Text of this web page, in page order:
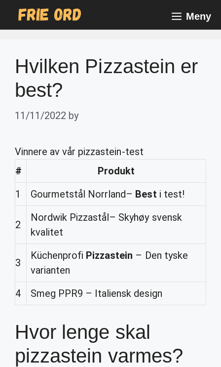
Meny
Hvilken Pizzastein er
best?
11/11/2022 by
Vinnere av vår pizzastein-test
#
Produkt
1
Gourmetstål Norrland– Best i test!
2
Nordwik Pizzastål– Skyhøy svensk
kvalitet
3
Küchenprofi Pizzastein – Den tyske
varianten
4
Smeg PPR9 – Italiensk design
Hvor lenge skal
pizzastein varmes?